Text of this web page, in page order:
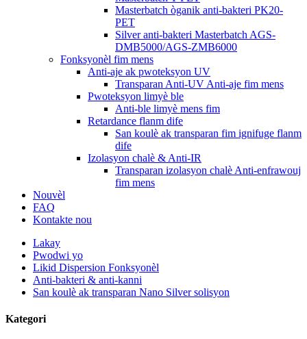
Masterbatch òganik anti-bakteri PK20-
PET
Silver anti-bakteri Masterbatch AGS-
DMB5000/AGS-ZMB6000
Fonksyonèl fim mens
Anti-aje ak pwoteksyon UV
Transparan Anti-UV Anti-aje fim mens
Pwoteksyon limyè ble
Anti-ble limyè mens fim
Retardance flanm dife
San koulè ak transparan fim ignifuge flanm
dife
Izolasyon chalè & Anti-IR
Transparan izolasyon chalè Anti-enfrawouj
fim mens
Nouvèl
FAQ
Kontakte nou
Lakay
Pwodwi yo
Likid Dispersion Fonksyonèl
Anti-bakteri & anti-kanni
San koulè ak transparan Nano Silver solisyon
Kategori